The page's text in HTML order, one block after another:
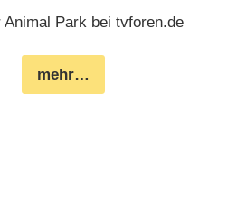
Animal Park bei tvforen.de
mehr…